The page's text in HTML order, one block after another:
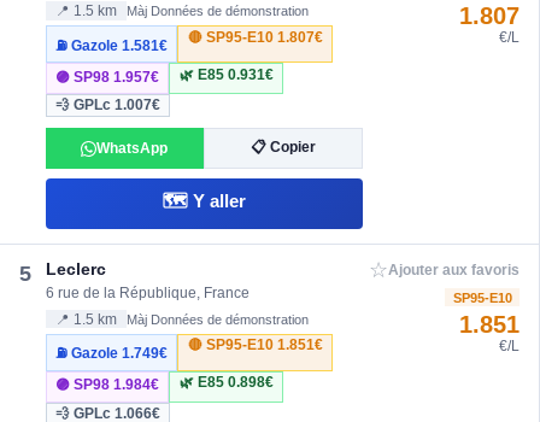
📍 1.5 km Màj Données de démonstration
⛽ Gazole1.581€
🔴 SP95-E10 1.807€
🟣 SP981.957€ 🌿 E85 0.931€
💨 GPLc1.007€
WhatsApp 📋 Copier
🗺️ Y aller
1.807
€/L
5 Leclerc
6 rue de la République, France
📍 1.5 km Màj Données de démonstration
⛽ Gazole1.749€
🔴 SP95-E10 1.851€
🟣 SP981.984€ 🌿 E85 0.898€
💨 GPLc1.066€
☆Ajouter aux favoris
SP95-E10
1.851
€/L